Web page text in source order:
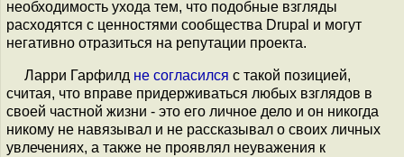
необходимость ухода тем, что подобные взгляды
расходятся с ценностями сообщества Drupal и могут
негативно отразиться на репутации проекта.
Ларри Гарфилд не согласился с такой позицией,
считая, что вправе придерживаться любых взглядов в
своей частной жизни - это его личное дело и он никогда
никому не навязывал и не рассказывал о своих личных
увлечениях, а также не проявлял неуважения к